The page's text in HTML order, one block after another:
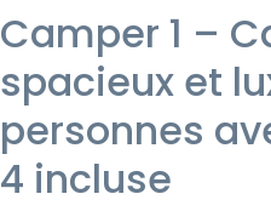
Camper 1 –
spacieux et
personnes
4 incluse